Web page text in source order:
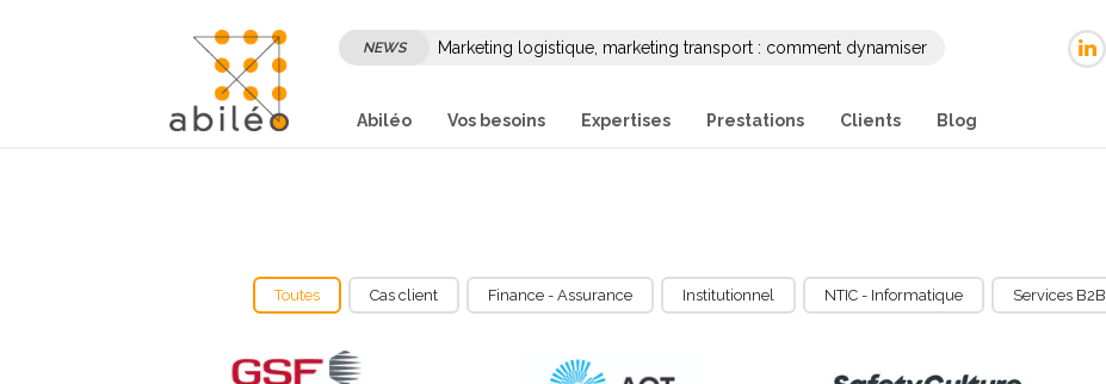
NEWS
Marketing logistique, marketing transport : comment dynamiser
Abiléo
Vos besoins Expertises Prestations Clients Blog
Toutes Cas client Finance - Assurance Institutionnel NTIC - Informatique Services B2B